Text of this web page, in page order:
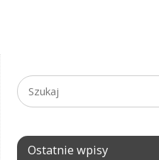
Ostatnie wpisy